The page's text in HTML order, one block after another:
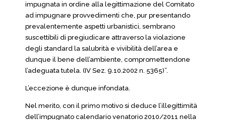
impugnata in ordine alla legittimazione del Comitato
ad impugnare provvedimenti che, pur presentando
prevalentemente aspetti urbanistici, sembrano
suscettibili di pregiudicare attraverso la violazione
degli standard la salubrità e vivibilità dell’area e
dunque il bene dell’ambiente, compromettendone
l’adeguata tutela. (IV Sez. 9.10.2002 n. 5365)”.
L’eccezione è dunque infondata.
Nel merito, con il primo motivo si deduce l’illegittimità
dell’impugnato calendario venatorio 2010/2011 nella